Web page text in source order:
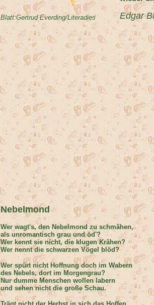
Blatt:Gertrud Everding/Literadies Edgar
Nebelmond
Wer wagt's, den Nebelmond zu schmähen,
als unromantisch grau und öd'?
Wer kennt sie nicht, die klugen Krähen?
Wer nennt die schwarzen Vögel blöd?
Wer spürt nicht Hoffnung doch im Wabern
des Nebels, dort im Morgengrau?
Nur dumme Menschen wollen labern
und sehen nicht die große Schau.